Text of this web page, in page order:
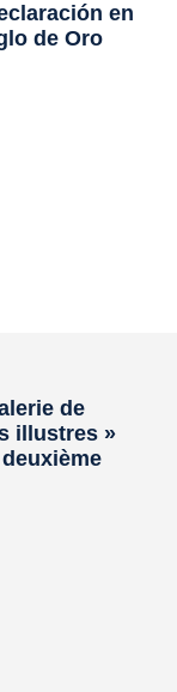
en
de Oro
de
illustres »